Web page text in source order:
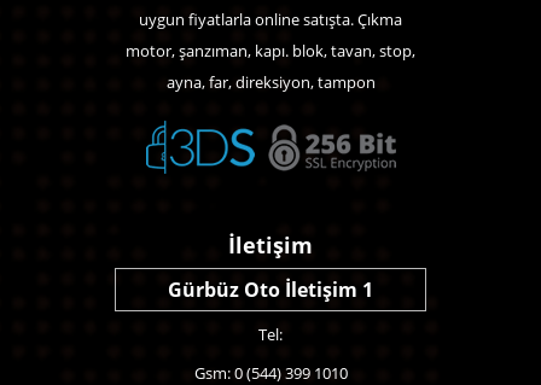
uygun fiyatlarla online satışta. Çıkma
motor, şanzıman, kapı. blok, tavan, stop,
ayna, far, direksiyon, tampon
İletişim
Gürbüz Oto İletişim 1
Tel:
Gsm: 0 (544) 399 1010